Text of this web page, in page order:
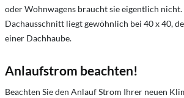
oder Wohnwagens braucht sie eigentlich
Dachausschnitt liegt gewöhnlich bei 40 x 40,
einer Dachhaube.
Anlaufstrom beachten!
Beachten Sie den Anlauf Strom Ihrer neuen